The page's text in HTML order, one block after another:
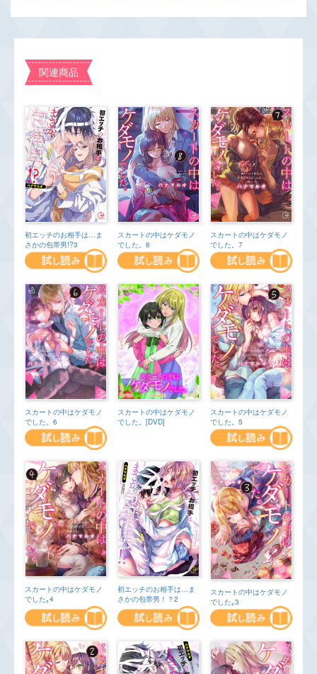
関連商品
初エッチのお相手は…ま
さかの包帯男!?3
スカートの中はケダモノ
でした。8
スカートの中はケダモノ
でした。7
スカートの中はケダモノ
でした。6
スカートの中はケダモノ
でした。[DVD]
スカートの中はケダモノ
でした。5
スカートの中はケダモノ
でした｡4
初エッチのお相手は…ま
さかの包帯男！？2
スカートの中はケダモノ
でした｡3